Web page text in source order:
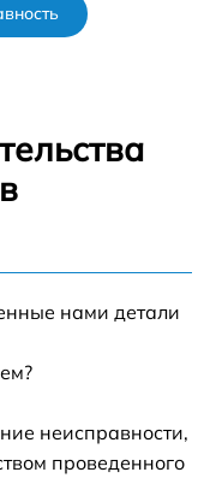
нами детали
неисправности,
проведенного